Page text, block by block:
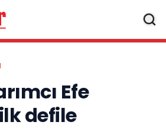
Efe
defile